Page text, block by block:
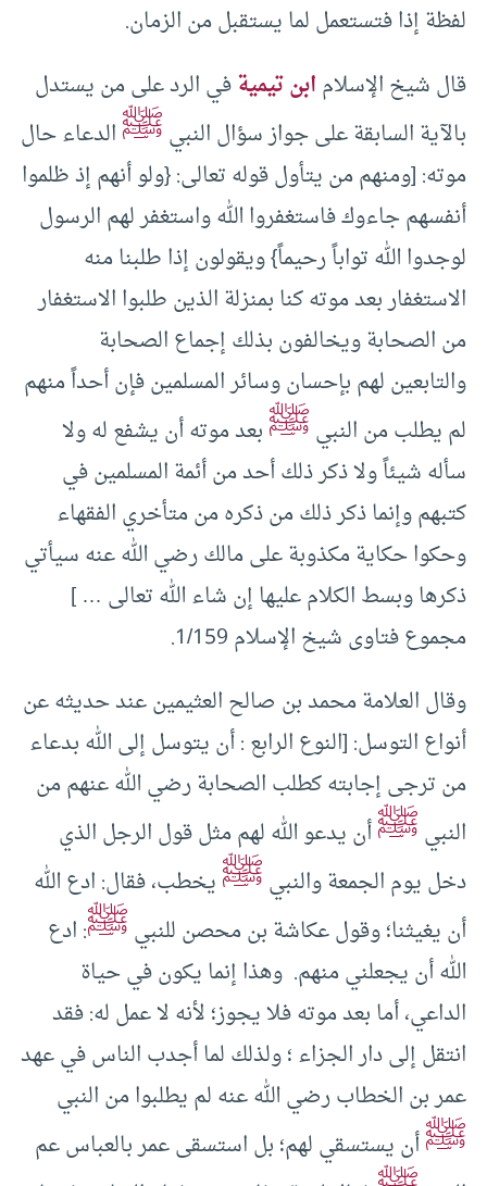
لفظة إذا فتستعمل لما يستقبل من الزمان.
قال شيخ الإسلامابن تيميةفي الرد على من يستدل
بالآية السابقة على جواز سؤال النبيﷺالدعاء حال
موته: [ومنهم من يتأول قوله تعالى: {ولو أنهم إذ ظلموا
أنفسهم جاءوك فاستغفروا الله واستغفر لهم الرسول
لوجدوا الله تواباً رحيماً} ويقولون إذا طلبنا منه
الاستغفار بعد موته كنا بمنزلة الذين طلبوا الاستغفار
من الصحابة ويخالفون بذلك إجماع الصحابة
والتابعين لهم بإحسان وسائر المسلمين فإن أحداً منهم
لم يطلب من النبيﷺبعد موته أن يشفع له ولا
سأله شيئاً ولا ذكر ذلك أحد من أئمة المسلمين في
كتبهم وإنما ذكر ذلك من ذكره من متأخري الفقهاء
وحكوا حكاية مكذوبة على مالك رضي الله عنه سيأتي
ذكرها وبسط الكلام عليها إن شاء الله تعالى … ]
مجموع فتاوى شيخ الإسلام 1/159.
وقال العلامة محمد بن صالح العثيمين عند حديثه عن
أنواع التوسل: [النوع الرابع : أن يتوسل إلى الله بدعاء
من ترجى إجابته كطلب الصحابة رضي الله عنهم من
النبيﷺأن يدعو الله لهم مثل قول الرجل الذي
دخل يوم الجمعة والنبيﷺيخطب، فقال: ادع الله
أن يغيثنا؛ وقول عكاشة بن محصن للنبيﷺ: ادع
الله أن يجعلني منهم. وهذا إنما يكون في حياة
الداعي، أما بعد موته فلا يجوز؛ لأنه لا عمل له: فقد
انتقل إلى دار الجزاء ؛ ولذلك لما أجدب الناس في عهد
عمر بن الخطاب رضي الله عنه لم يطلبوا من النبي
ﷺأن يستسقي لهم؛ بل استسقى عمر بالعباس عم